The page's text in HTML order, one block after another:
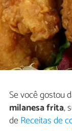
Se você gostou
milanesa frita,
deReceitas de